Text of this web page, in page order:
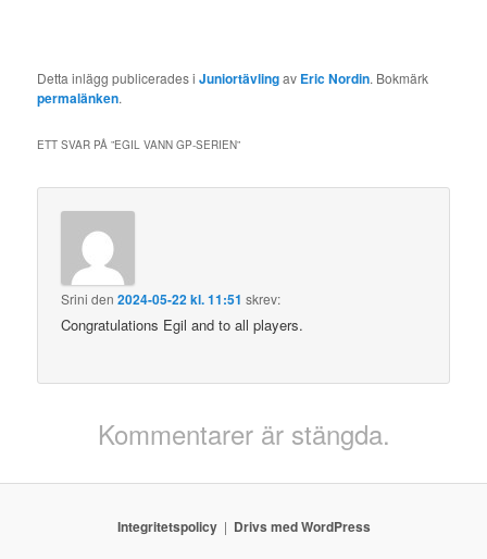
Detta inlägg publicerades iJuniortävlingav Eric Nordin. Bokmärk
permalänken.
ETT SVAR PÅ ”EGIL VANN GP-SERIEN”
Srini den2024-05-22 kl. 11:51 skrev:
Congratulations Egil and to all players.
Kommentarer är stängda.
Integritetspolicy Drivs med WordPress